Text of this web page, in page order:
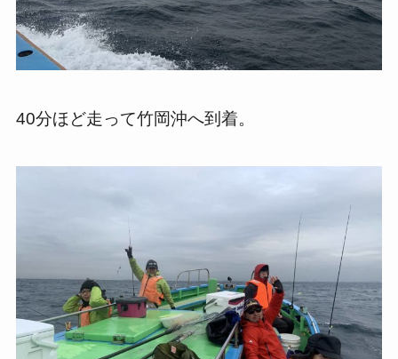
40分ほど走って竹岡沖へ到着。